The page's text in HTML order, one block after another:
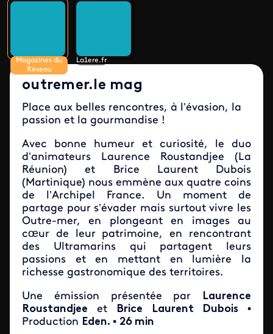
Magazines du
Réseau
La1ere.fr
outremer.le mag
Place aux belles rencontres, à l’évasion, la
passion et la gourmandise !
Avec bonne humeur et curiosité, le duo
d’animateurs Laurence Roustandjee (La
Réunion) et Brice Laurent Dubois
(Martinique) nous emmène aux quatre coins
de l’Archipel France. Un moment de
partage pour s’évader mais surtout vivre les
Outre-mer, en plongeant en images au
cœur de leur patrimoine, en rencontrant
des Ultramarins qui partagent leurs
passions et en mettant en lumière la
richesse gastronomique des territoires.
Une émission présentée par
Laurence
Roustandjee et Brice Laurent Dubois•
Production Eden. • 26 min